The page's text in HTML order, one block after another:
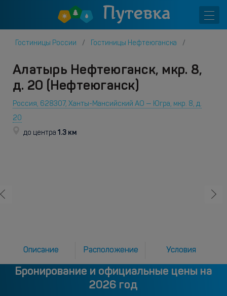
Гостиницы России Гостиницы Нефтеюганска
Алатырь Нефтеюганск, мкр. 8,
д. 20 (Нефтеюганск)
Россия, 628307, Ханты-Мансийский АО — Югра, мкр. 8, д.
20
до центра 1.3 км
Описание Расположение Условия
Бронирование и официальные цены на
2026 год